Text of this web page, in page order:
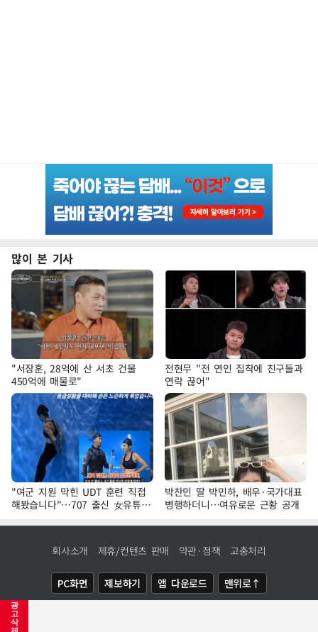
광
고
삭
많이 본 기사
"서장훈, 28억에 산 서초 건물
450억에 매물로"
전현무 "전 연인 집착에 친구들과
연락 끊어"
"여군 지원 막힌 UDT 훈련 직접
해봤습니다"…707 출신 女유튜버
'완벽 소화'
박찬민 딸 박민하, 배우·국가대표
병행하더니…여유로운 근황 공개
회사소개 제휴/컨텐츠 판매 약관·정책 고충처리
PC화면 제보하기 앱 다운로드 맨위로↑